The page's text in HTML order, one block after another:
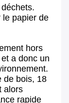
le papier de
hors
a donc un
de bois, 18
alors
rapide